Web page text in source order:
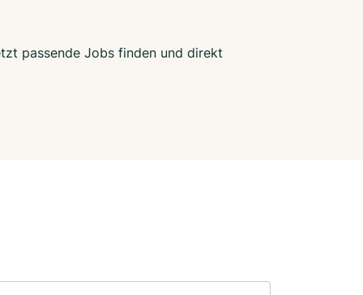
passende Jobs finden und direkt